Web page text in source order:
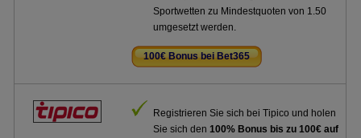
Sportwetten zu Mindestquoten von 1.50
umgesetzt werden.
100€ Bonus bei Bet365
Registrieren Sie sich bei Tipico und holen
Sie sich den100% Bonus bis zu 100€ auf